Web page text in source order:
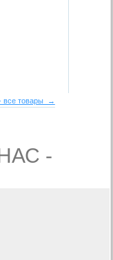
все товары →
-